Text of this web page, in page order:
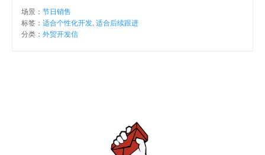
场景： 节日销售
标签： 适合个性化开发, 适合后续跟进
分类： 外贸开发信